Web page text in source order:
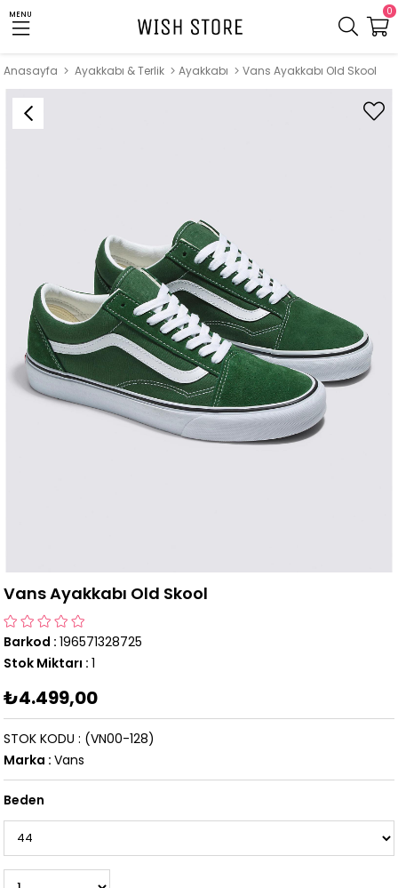
MENU 0
Anasayfa Ayakkabı & Terlik Ayakkabı Vans Ayakkabı Old Skool
Vans Ayakkabı Old Skool
Barkod : 196571328725
Stok Miktarı : 1
₺4.499,00
(VN00-128)
STOK KODU
Marka : Vans
Beden